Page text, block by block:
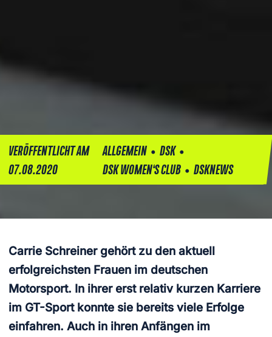
VERÖFFENTLICHT AM
07.08.2020
ALLGEMEIN •DSK•
DSK WOMEN‘S CLUB •DSKNEWS
Carrie Schreiner gehört zu den aktuell
erfolgreichsten Frauen im deutschen
Motorsport. In ihrer erst relativ kurzen Karriere
im GT-Sport konnte sie bereits viele Erfolge
einfahren. Auch in ihren Anfängen im